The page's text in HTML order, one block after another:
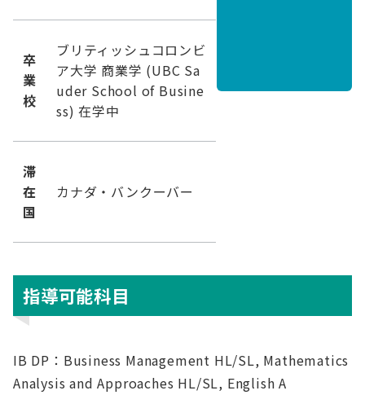
卒
業
校
ブリティッシュコロンビ
ア大学 商業学 (UBC Sa
uder School of Busine
ss) 在学中
滞
在
国
カナダ・バンクーバー
指導可能科目
IB DP：Business Management HL/SL, Mathematics
Analysis and Approaches HL/SL, English A